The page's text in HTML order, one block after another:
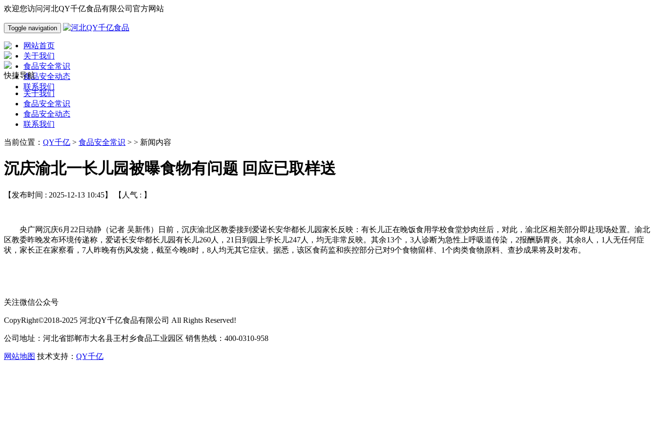
欢迎您访问河北QY千亿食品有限公司官方网站
Toggle navigation
网站首页
关于我们
食品安全常识
食品安全动态
联系我们
快捷导航
关于我们
食品安全常识
食品安全动态
联系我们
当前位置： QY千亿 > 食品安全常识 > > 新闻内容
沉庆渝北一长儿园被曝食物有问题 回应已取样送
【发布时间 : 2025-12-13 10:45】 【人气 : 】
央广网沉庆6月22日动静（记者 吴新伟）日前，沉庆渝北区教委接到爱诺长安华都长儿园家长反映：有长儿正在晚饭食用学校食堂炒肉丝后，对此，渝北区相关部分即赴现场处置。渝北
区教委昨晚发布环境传递称，爱诺长安华都长儿园有长儿260人，21日到园上学长儿247人，均无非常反映。其余13个，3人诊断为急性上呼吸道传染，2报酬肠胃炎。其余8人，1人无任何症
状，家长正在家察看，7人昨晚有伤风发烧，截至今晚8时，8人均无其它症状。据悉，该区食药监和疾控部分已对9个食物留样、1个肉类食物原料、查抄成果将及时发布。
关注微信公众号
CopyRight©2018-2025 河北QY千亿食品有限公司 All Rights Reserved!
公司地址：河北省邯郸市大名县王村乡食品工业园区 销售热线：400-0310-958
网站地图 技术支持： QY千亿